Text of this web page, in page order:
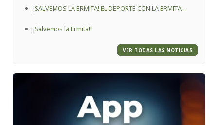
¡SALVEMOS LA ERMITA! EL DEPORTE CON LA ERMITA
¡Salvemos la Ermita!!!
VER TODAS LAS NOTICIAS